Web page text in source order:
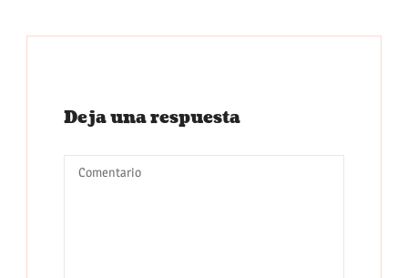
Deja una respuesta